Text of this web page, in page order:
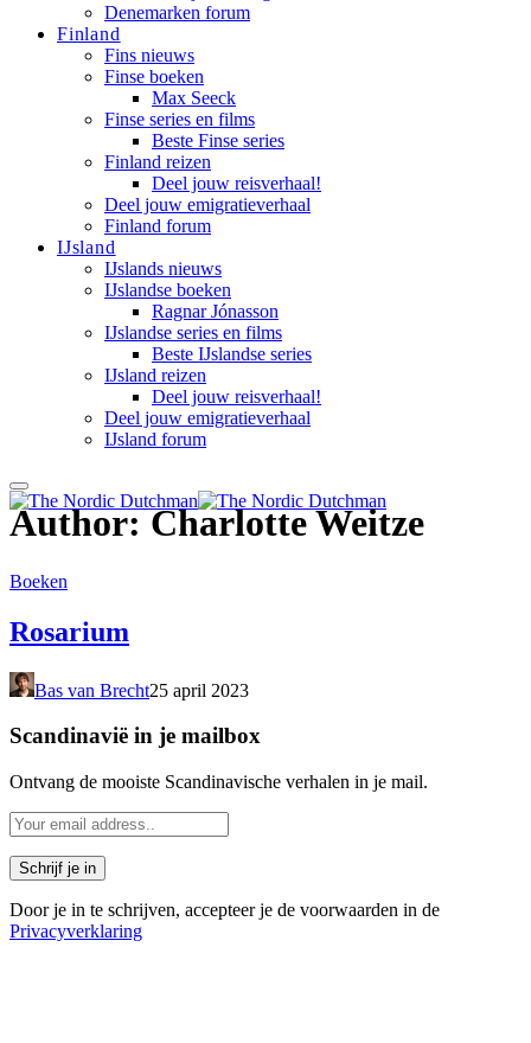
Denemarken forum
Finland
Fins nieuws
Finse boeken
Max Seeck
Finse series en films
Beste Finse series
Finland reizen
Deel jouw reisverhaal!
Deel jouw emigratieverhaal
Finland forum
IJsland
IJslands nieuws
IJslandse boeken
Ragnar Jónasson
IJslandse series en films
Beste IJslandse series
IJsland reizen
Deel jouw reisverhaal!
Deel jouw emigratieverhaal
IJsland forum
Author: Charlotte Weitze
Boeken
Rosarium
Bas van Brecht25 april 2023
Scandinavië in je mailbox
Ontvang de mooiste Scandinavische verhalen in je mail.
Door je in te schrijven, accepteer je de voorwaarden in de
Privacyverklaring